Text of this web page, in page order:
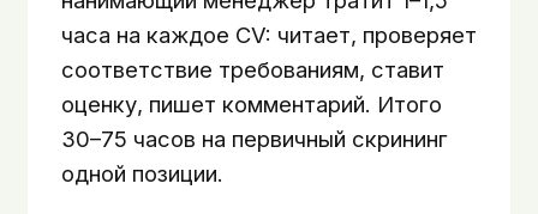
часа на каждое CV: читает, проверяет
соответствие требованиям, ставит
оценку, пишет комментарий. Итого
30–75 часов на первичный скрининг
одной позиции.